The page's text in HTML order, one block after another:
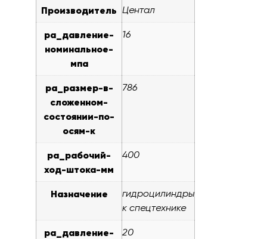
Производитель Центал
pa_давление-
номинальное-
мпа
16
pa_размер-в-
сложенном-
состоянии-по-
осям-к
786
pa_рабочий-
ход-штока-мм
400
Назначение
гидроцилиндры
к спецтехнике
pa_давление-
20